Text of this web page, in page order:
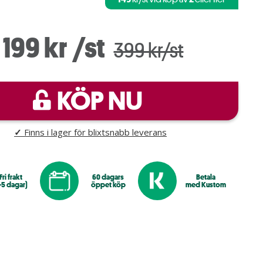
199 kr/st 399 kr/st
KÖP NU
✓ Finns i lager för blixtsnabb leverans
frakt
5 dagar)
60 dagars
öppet köp
Betala
med Kustom